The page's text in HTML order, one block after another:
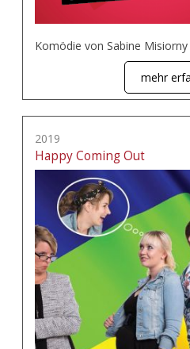
Komödie von Sabine
mehr
2019
Happy Coming Out